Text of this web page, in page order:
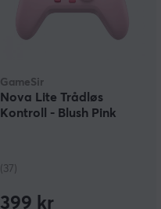
GameSir
Nova Lite Trådløs
Kontroll - Blush Pink
(37)
399 kr